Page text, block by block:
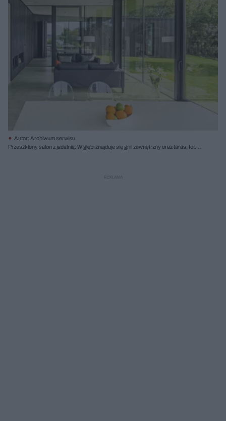
Autor: Archiwum serwisu
Przeszklony salon z jadalnią. W głębi znajduje się grill zewnętrzny oraz taras; fot.